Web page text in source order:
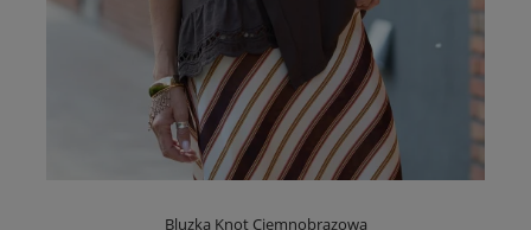
Bluzka Knot Ciemnobrązowa